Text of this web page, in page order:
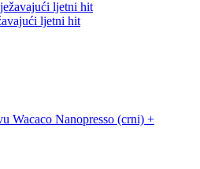
ljetni hit
Wacaco Nanopresso (crni) +